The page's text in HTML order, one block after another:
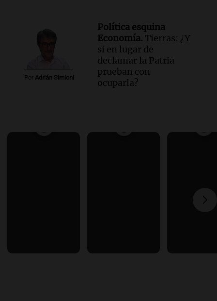
Por Adrián Simioni
Política esquina
Economía. Tierras: ¿Y
si en lugar de
declamar la Patria
prueban con
ocuparla?